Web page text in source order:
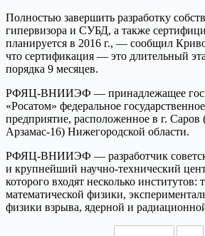
Полностью завершить разработку
гипервизора и СУБД, а также
планируется в 2016 г., — сообщил
что сертификация — это длительный
порядка 9 месяцев.
РФЯЦ-ВНИИЭФ — принадлежащее
«Росатом» федеральное
предприятие, расположенное в г.
Арзамас-16) Нижегородской области.
РФЯЦ-ВНИИЭФ — разработчик
и крупнейший научно-технический
которого входят несколько институтов:
математической физики,
физики взрыва, ядерной и